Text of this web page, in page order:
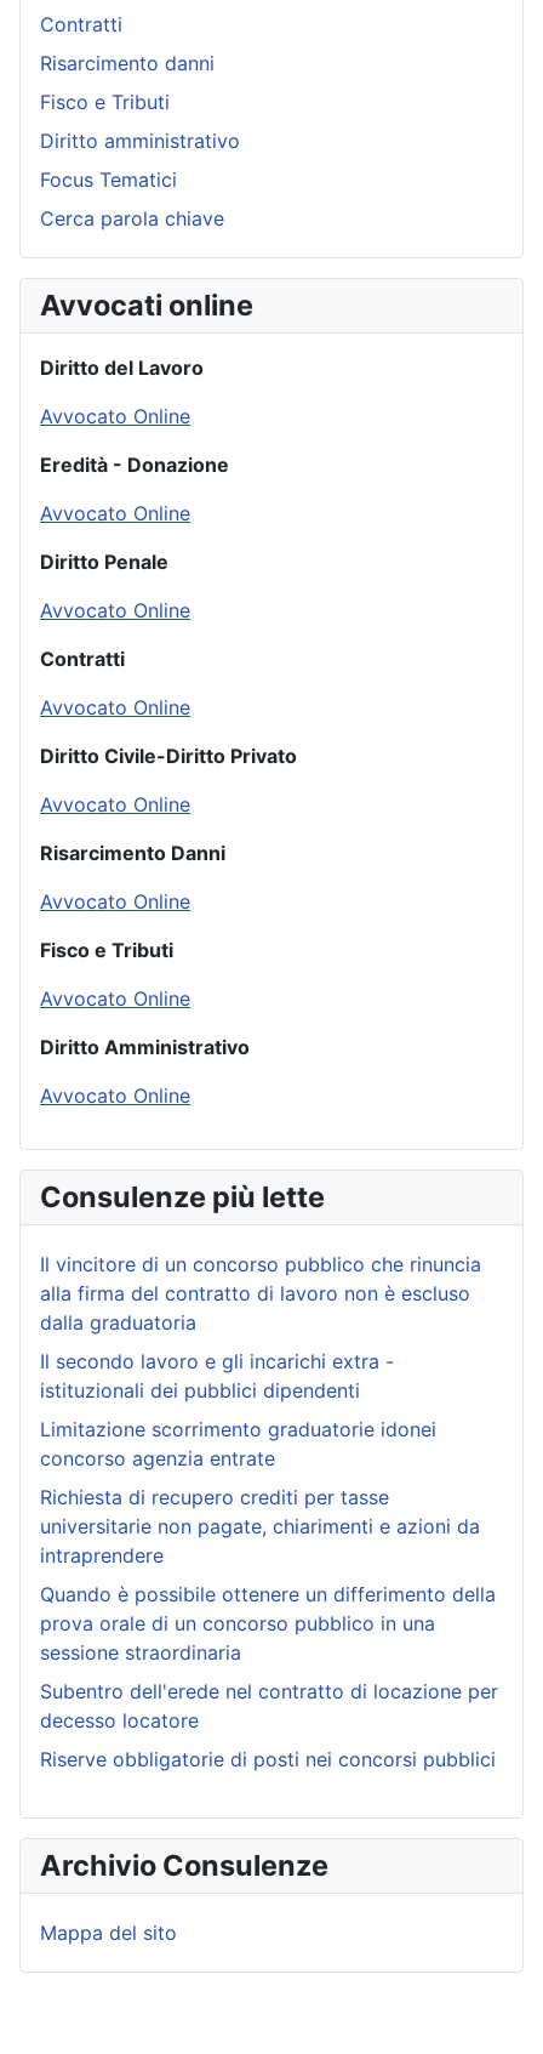
Contratti
Risarcimento danni
Fisco e Tributi
Diritto amministrativo
Focus Tematici
Cerca parola chiave
Avvocati online
Diritto del Lavoro
Avvocato Online
Eredità - Donazione
Avvocato Online
Diritto Penale
Avvocato Online
Contratti
Avvocato Online
Diritto Civile-Diritto Privato
Avvocato Online
Risarcimento Danni
Avvocato Online
Fisco e Tributi
Avvocato Online
Diritto Amministrativo
Avvocato Online
Consulenze più lette
Il vincitore di un concorso pubblico che rinuncia
alla firma del contratto di lavoro non è escluso
dalla graduatoria
Il secondo lavoro e gli incarichi extra -
istituzionali dei pubblici dipendenti
Limitazione scorrimento graduatorie idonei
concorso agenzia entrate
Richiesta di recupero crediti per tasse
universitarie non pagate, chiarimenti e azioni da
intraprendere
Quando è possibile ottenere un differimento della
prova orale di un concorso pubblico in una
sessione straordinaria
Subentro dell'erede nel contratto di locazione per
decesso locatore
Riserve obbligatorie di posti nei concorsi pubblici
Archivio Consulenze
Mappa del sito